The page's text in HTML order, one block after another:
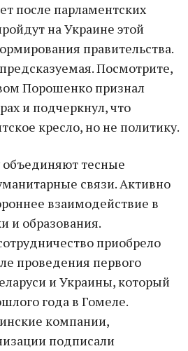
после парламентских
на Украине этой
правительства.
Посмотрите,
Порошенко признал
и подчеркнул, что
кресло, но не политику.
объединяют тесные
связи. Активно
взаимодействие в
и образования.
приобрело
проведения первого
и Украины, который
года в Гомеле.
компании,
подписали